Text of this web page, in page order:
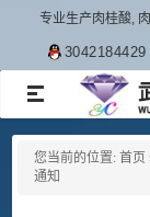
专业生产肉桂酸,
3042184429
TOGGLE
NAVIGATION
您当前的位置: 首页
通知